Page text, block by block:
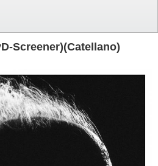
Screener)(Catellano)